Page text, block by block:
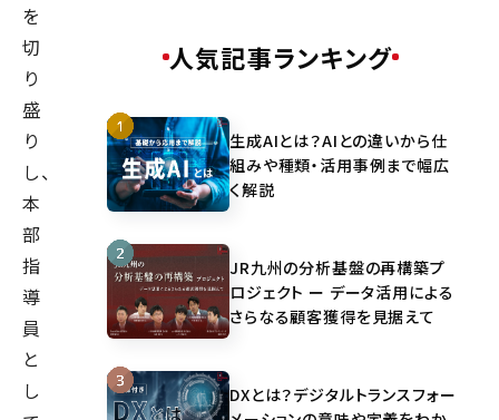
を
切
り
盛
り
し、
本
部
指
導
員
と
し
人気記事ランキング
生成AIとは？AIとの違いから仕
組みや種類・活用事例まで幅広
く解説
JR九州の分析基盤の再構築プ
ロジェクト ー データ活用による
さらなる顧客獲得を見据えて
DXとは？デジタルトランスフォー